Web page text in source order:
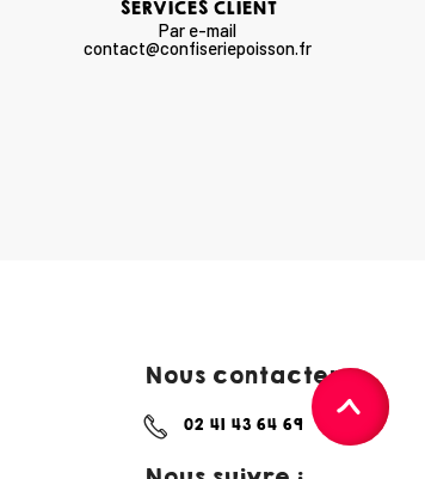
SERVICES CLIENT
Par e-mail
contact@confiseriepoisson.fr
Nous contacter :
02 41 43 64 69